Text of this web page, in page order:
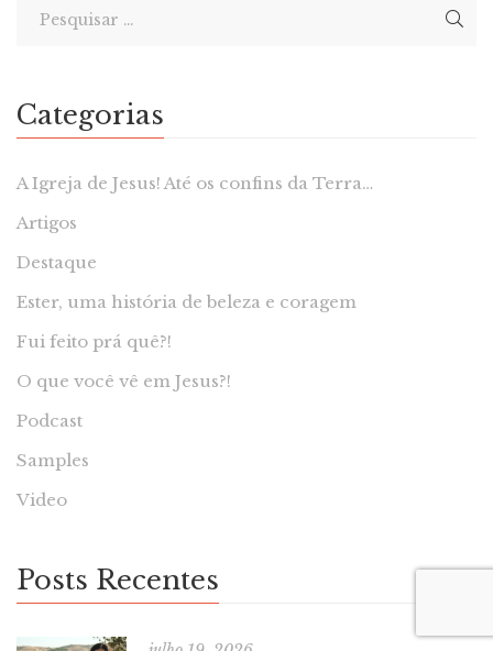
Categorias
A Igreja de Jesus! Até os confins da Terra…
Artigos
Destaque
Ester, uma história de beleza e coragem
Fui feito prá quê?!
O que você vê em Jesus?!
Podcast
Samples
Video
Posts Recentes